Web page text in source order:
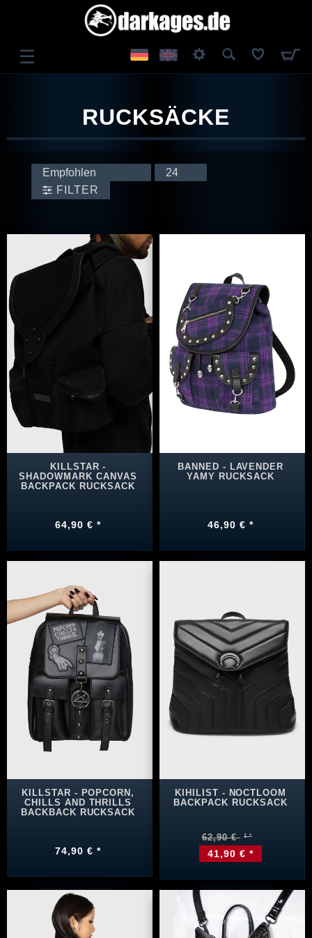
☰
REGISTRIEREN
RUCKSÄCKE
FILTER
KILLSTAR -
SHADOWMARK CANVAS
BACKPACK RUCKSACK
64,90 € *
BANNED - LAVENDER
YAMY RUCKSACK
46,90 € *
KILLSTAR - POPCORN,
CHILLS AND THRILLS
BACKBACK RUCKSACK
74,90 € *
KIHILIST - NOCTLOOM
BACKPACK RUCKSACK
62,90 €
41,90 € *